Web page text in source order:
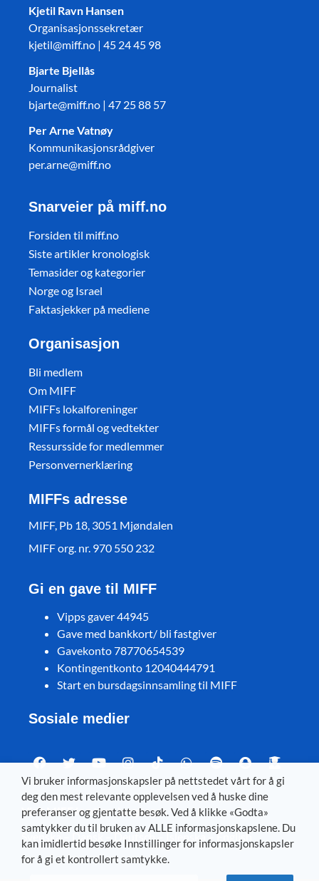
Kjetil Ravn Hansen
Organisasjonssekretær
kjetil@miff.no | 45 24 45 98
Bjarte Bjellås
Journalist
bjarte@miff.no | 47 25 88 57
Per Arne Vatnøy
Kommunikasjonsrådgiver
per.arne@miff.no
Snarveier på miff.no
Forsiden til miff.no
Siste artikler kronologisk
Temasider og kategorier
Norge og Israel
Faktasjekker på mediene
Organisasjon
Bli medlem
Om MIFF
MIFFs lokalforeninger
MIFFs formål og vedtekter
Ressursside for medlemmer
Personvernerklæring
MIFFs adresse
MIFF, Pb 18, 3051 Mjøndalen
MIFF org. nr. 970 550 232
Gi en gave til MIFF
Vipps gaver 44945
Gave med bankkort/ bli fastgiver
Gavekonto 78770654539
Kontingentkonto 12040444791
Start en bursdagsinnsamling til MIFF
Sosiale medier
Visit MIFF in other languages
Svenska– Dansk – Deutsch– Íslenska –English
Vi bruker informasjonskapsler på nettstedet vårt for å gi
deg den mest relevante opplevelsen ved å huske dine
preferanser og gjentatte besøk. Ved å klikke «Godta»
samtykker du til bruken av ALLE informasjonskapslene. Du
kan imidlertid besøke Innstillinger for informasjonskapsler
for å gi et kontrollert samtykke.